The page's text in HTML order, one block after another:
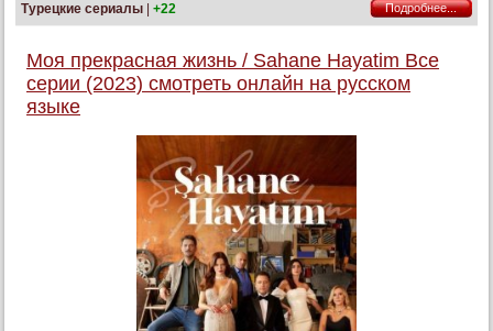
Турецкие сериалы +22 Подробнее...
Моя прекрасная жизнь / Sahane Hayatim Все
серии (2023) смотреть онлайн на русском
языке